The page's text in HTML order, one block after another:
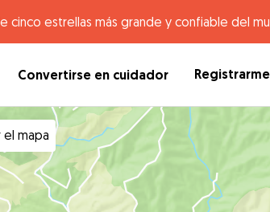
estrellas más grande y confiable del
Convertirse en cuidador Registrarme
mapa